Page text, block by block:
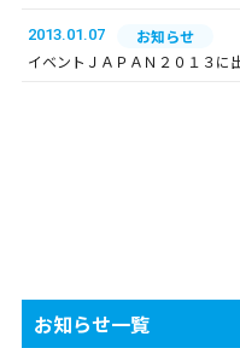
2013.01.07
お知らせ
イベントＪＡＰＡＮ２０１３に
お知らせ一覧